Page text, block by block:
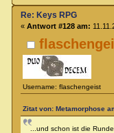
Username: flaschengeist
Re: Keys RPG
« Antwort #128 am:
Zitat von: Metamorphose
...und schon ist die